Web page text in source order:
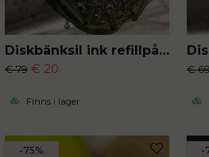
Diskbänksil ink refillpåsar 50-pack
€ 79 € 20
Finns i lager
€
-75% -